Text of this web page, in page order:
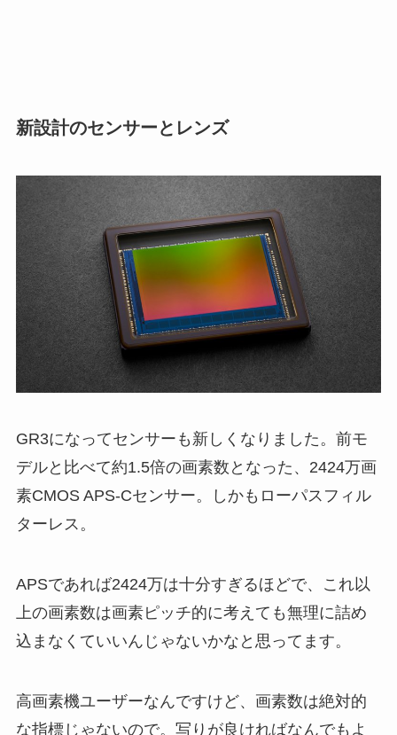
新設計のセンサーとレンズ
GR3になってセンサーも新しくなりました。前モ
デルと比べて約1.5倍の画素数となった、2424万画
素CMOS APS-Cセンサー。しかもローパスフィル
ターレス。
APSであれば2424万は十分すぎるほどで、これ以
上の画素数は画素ピッチ的に考えても無理に詰め
込まなくていいんじゃないかなと思ってます。
高画素機ユーザーなんですけど、画素数は絶対的
な指標じゃないので。写りが良ければなんでもよ